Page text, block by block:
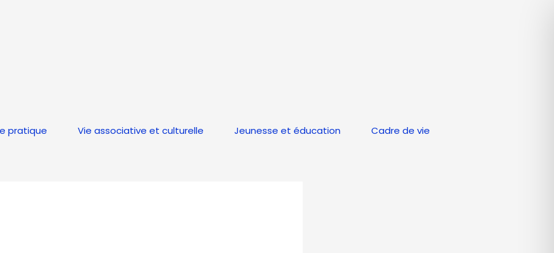
pratique Vie associative et culturelle Jeunesse et éducation Cadre de vie